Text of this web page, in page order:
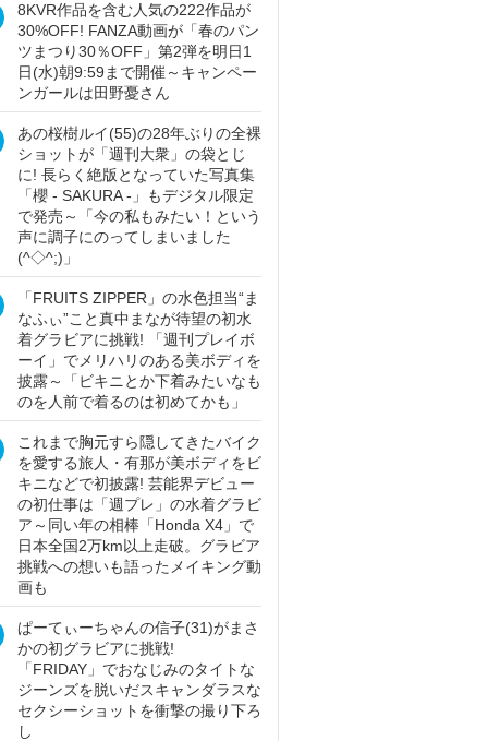
8KVR作品を含む人気の222作品が
30%OFF! FANZA動画が「春のパン
ツまつり30％OFF」第2弾を明日1
日(水)朝9:59まで開催～キャンペー
ンガールは田野憂さん
あの桜樹ルイ(55)の28年ぶりの全裸
ショットが「週刊大衆」の袋とじ
に! 長らく絶版となっていた写真集
「櫻 - SAKURA -」もデジタル限定
で発売～「今の私もみたい！という
声に調子にのってしまいました
(^◇^;)」
「FRUITS ZIPPER」の水色担当“ま
なふぃ”こと真中まなが待望の初水
着グラビアに挑戦! 「週刊プレイボ
ーイ」でメリハリのある美ボディを
披露～「ビキニとか下着みたいなも
のを人前で着るのは初めてかも」
これまで胸元すら隠してきたバイク
を愛する旅人・有那が美ボディをビ
キニなどで初披露! 芸能界デビュー
の初仕事は「週プレ」の水着グラビ
ア～同い年の相棒「Honda X4」で
日本全国2万km以上走破。グラビア
挑戦への想いも語ったメイキング動
画も
ぱーてぃーちゃんの信子(31)がまさ
かの初グラビアに挑戦!
「FRIDAY」でおなじみのタイトな
ジーンズを脱いだスキャンダラスな
セクシーショットを衝撃の撮り下ろ
し